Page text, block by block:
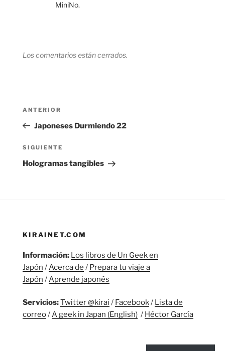
MiniNo.
Los comentarios están cerrados.
Navegación
entradas
Entrada
anterior:
ANTERIOR
Japoneses Durmiendo 22
Siguiente
entrada
SIGUIENTE
Hologramas tangibles
KIRAINET.COM
Información: Los libros de Un Geek en
Japón /Acerca de / Prepara tu viaje a
Japón /Aprende japonés
Servicios:Twitter @kirai / Facebook/ Lista de
correo/A geek in Japan (English) / Héctor García